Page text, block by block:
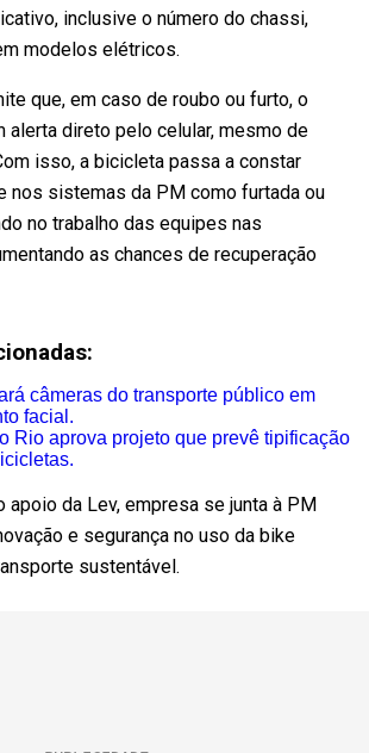
inclusive o número do chassi,
modelos elétricos.
que, em caso de roubo ou furto, o
alerta direto pelo celular, mesmo de
isso, a bicicleta passa a constar
nos sistemas da PM como furtada ou
no trabalho das equipes nas
as chances de recuperação
câmeras do transporte público em
facial.
Rio aprova projeto que prevê tipificação
apoio da Lev, empresa se junta à PM
e segurança no uso da bike
sustentável.